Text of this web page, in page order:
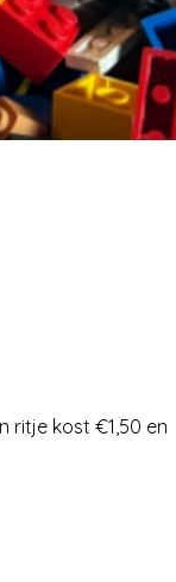
ritje kost €1,50 en